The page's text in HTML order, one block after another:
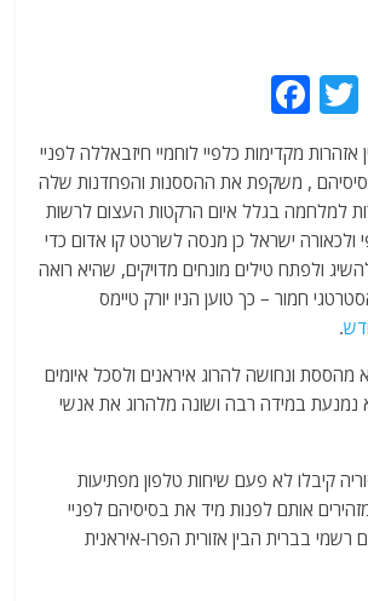
E
ai
l
T
itt
er
c
e
b
o
k
אזהרות מקדימות כלפיי לוחמיי חיזבאללה לפניי
, משקפת את ההססנות והפחדנות שלה
למלחמה בגלל איום הרקטות העצום לרשות
ולכאורה ישראל כן מנסה לשרטט קו אדום כדי
ולפתח טילים מונחים מדויקים, שהיא רואה
חמור – כך טוען הניו יורק טיימס
.
ונחושה להרוג איראנים ולסכל איומים
נמנעת במידה רבה ושונה מלהרוג את אנשי
קיבלו לא פעם שיחות טלפון מפתיעות
אותם לפנות מיד את בסיסיהם לפניי
בברית הבין אזורית הפרו-איראנית